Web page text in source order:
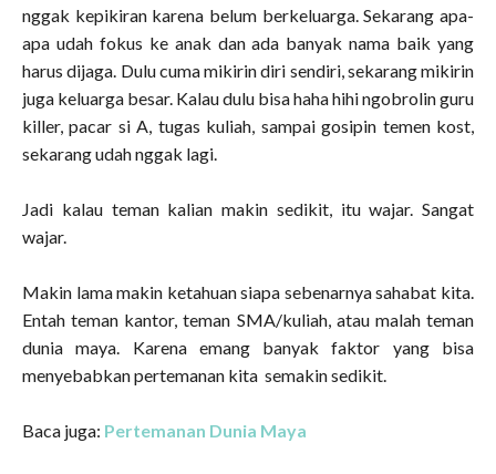
nggak kepikiran karena belum berkeluarga. Sekarang apa-
apa udah fokus ke anak dan ada banyak nama baik yang
harus dijaga. Dulu cuma mikirin diri sendiri, sekarang mikirin
juga keluarga besar. Kalau dulu bisa haha hihi ngobrolin guru
killer, pacar si A, tugas kuliah, sampai gosipin temen kost,
sekarang udah nggak lagi.
Jadi kalau teman kalian makin sedikit, itu wajar. Sangat
wajar.
Makin lama makin ketahuan siapa sebenarnya sahabat kita.
Entah teman kantor, teman SMA/kuliah, atau malah teman
dunia maya. Karena emang banyak faktor yang bisa
menyebabkan pertemanan kita semakin sedikit.
Baca juga: Pertemanan Dunia Maya